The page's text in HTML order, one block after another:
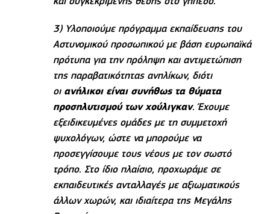
3) Υλοποιούμε πρόγραμμα εκπαίδευσης του
Αστυνομικού προσωπικού με βάση ευρωπαϊκά
πρότυπα για την πρόληψη και αντιμετώπιση
της παραβατικότητας ανηλίκων, διότι
οι ανήλικοι είναι συνήθως τα θύματα
προσηλυτισμού των χούλιγκαν. Έχουμε
εξειδικευμένες ομάδες με τη συμμετοχή
ψυχολόγων, ώστε να μπορούμε να
προσεγγίσουμε τους νέους με τον σωστό
τρόπο. Στο ίδιο πλαίσιο, προχωράμε σε
εκπαιδευτικές ανταλλαγές με αξιωματικούς
άλλων χωρών, και ιδιαίτερα της Μεγάλης